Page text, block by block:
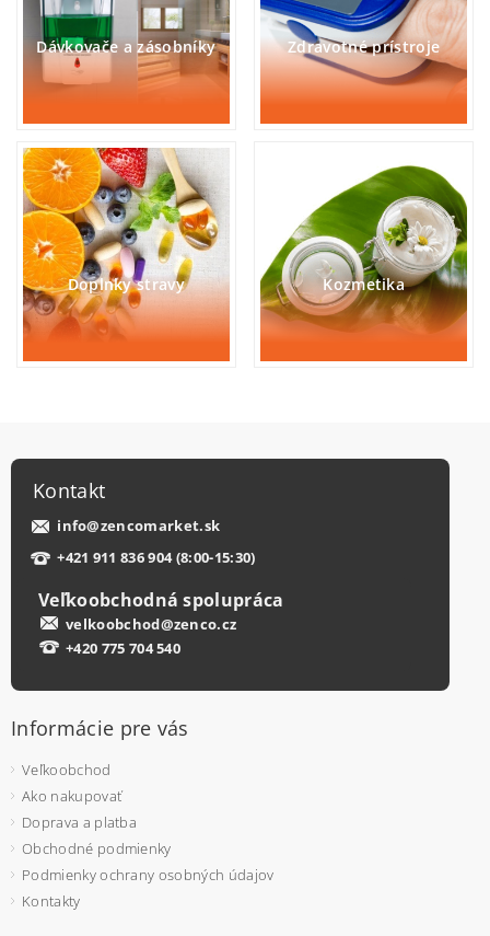
Dávkovače a zásobníky Zdravotné prístroje
Doplnky stravy Kozmetika
Kontakt
info@zencomarket.sk
+421 911 836 904 (8:00-15:30)
Veľkoobchodná spolupráca
velkoobchod@zenco.cz
+420 775 704 540
Informácie pre vás
Veľkoobchod
Ako nakupovať
Doprava a platba
Obchodné podmienky
Podmienky ochrany osobných údajov
Kontakty